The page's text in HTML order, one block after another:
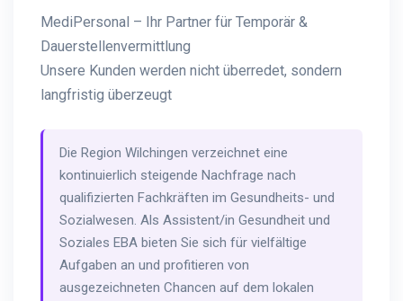
MediPersonal – Ihr Partner für Temporär &
Dauerstellenvermittlung
Unsere Kunden werden nicht überredet, sondern
langfristig überzeugt
Die Region Wilchingen verzeichnet eine
kontinuierlich steigende Nachfrage nach
qualifizierten Fachkräften im Gesundheits- und
Sozialwesen. Als Assistent/in Gesundheit und
Soziales EBA bieten Sie sich für vielfältige
Aufgaben an und profitieren von
ausgezeichneten Chancen auf dem lokalen